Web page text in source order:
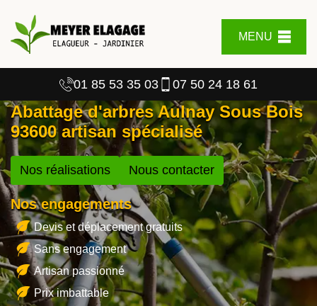
MENU
01 85 53 35 03 07 50 24 18 61
Abattage d'arbres Aulnay Sous Bois
93600 artisan spécialisé
Nos réalisations Nous contacter
Nos engagements
Devis et déplacement gratuits
Sans engagement
Artisan passionné
Prix imbattable